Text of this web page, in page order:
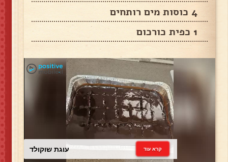
4 כוסות מים רותחים
1 כפית כורכום
עוגת שוקולד קרא עוד